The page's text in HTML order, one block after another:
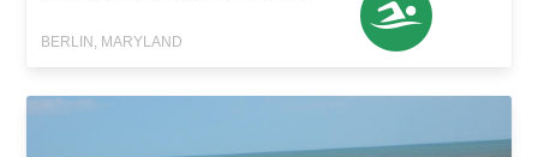
BERLIN, MARYLAND